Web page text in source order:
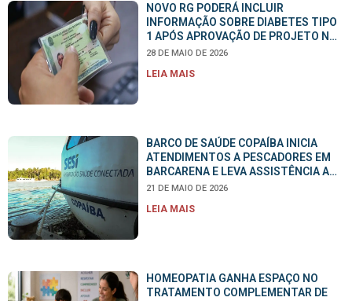
NOVO RG PODERÁ INCLUIR
INFORMAÇÃO SOBRE DIABETES TIPO
1 APÓS APROVAÇÃO DE PROJETO NA
CÂMARA
28 DE MAIO DE 2026
LEIA MAIS
BARCO DE SAÚDE COPAÍBA INICIA
ATENDIMENTOS A PESCADORES EM
BARCARENA E LEVA ASSISTÊNCIA A
COMUNIDADES RIBEIRINHAS
21 DE MAIO DE 2026
LEIA MAIS
HOMEOPATIA GANHA ESPAÇO NO
TRATAMENTO COMPLEMENTAR DE